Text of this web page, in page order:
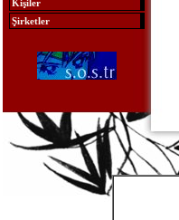
Kişiler
Şirketler